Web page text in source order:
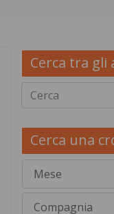
Cerca tra gli
Cerca una